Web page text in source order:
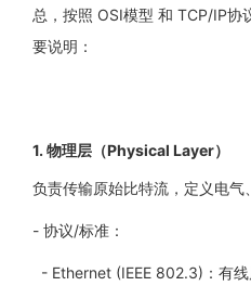
总，按照 OSI模型 和 TCP/IP协
要说明：
1. 物理层（Physical Layer）
负责传输原始比特流，定义电气
- 协议/标准：
- Ethernet (IEEE 802.3) ：有